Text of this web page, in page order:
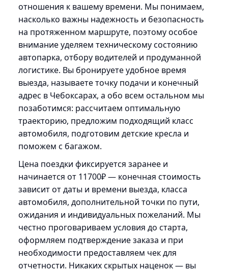
отношения к вашему времени. Мы понимаем,
насколько важны надежность и безопасность
на протяженном маршруте, поэтому особое
внимание уделяем техническому состоянию
автопарка, отбору водителей и продуманной
логистике. Вы бронируете удобное время
выезда, называете точку подачи и конечный
адрес в Чебоксарах, а обо всем остальном мы
позаботимся: рассчитаем оптимальную
траекторию, предложим подходящий класс
автомобиля, подготовим детские кресла и
поможем с багажом.
Цена поездки фиксируется заранее и
начинается от 11700₽ — конечная стоимость
зависит от даты и времени выезда, класса
автомобиля, дополнительной точки по пути,
ожидания и индивидуальных пожеланий. Мы
честно проговариваем условия до старта,
оформляем подтверждение заказа и при
необходимости предоставляем чек для
отчетности. Никаких скрытых наценок — вы